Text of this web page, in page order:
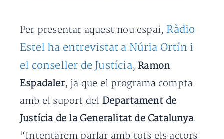
Per presentar aquest nou espai, Ràdio
Estel ha entrevistat a Núria Ortín i
el conseller de Justícia,Ramon
Espadaler, ja que el programa compta
amb el suport del Departament de
Justícia de la Generalitat de Catalunya.
“Intentarem parlar amb tots els actors